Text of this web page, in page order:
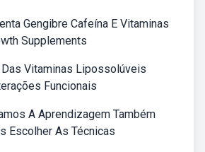
Gengibre Cafeína E Vitaminas
Supplements
Vitaminas Lipossolúveis
Funcionais
A Aprendizagem Também
Escolher As Técnicas